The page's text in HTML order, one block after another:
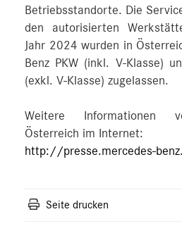
Betriebsstandorte. Die
den autorisierten
Jahr 2024 wurden in
Benz PKW (inkl. V-Klasse)
(exkl. V-Klasse) zugelassen.
Weitere Informationen
Österreich im Internet:
http://presse.mercedes-
Seite drucken